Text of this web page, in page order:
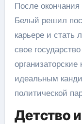
После
Белый решил
карьере и стать
свое
идеальным
политической
Детство